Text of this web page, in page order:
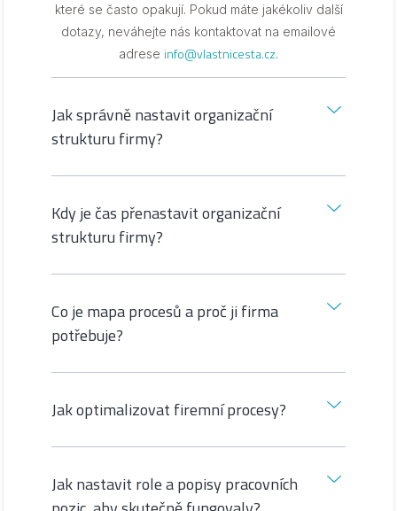
které se často opakují. Pokud máte jakékoliv další
dotazy, neváhejte nás kontaktovat na emailové
adrese info@vlastnicesta.cz.
Jak správně nastavit organizační
strukturu firmy?
Kdy je čas přenastavit organizační
strukturu firmy?
Co je mapa procesů a proč ji firma
potřebuje?
Jak optimalizovat firemní procesy?
Jak nastavit role a popisy pracovních